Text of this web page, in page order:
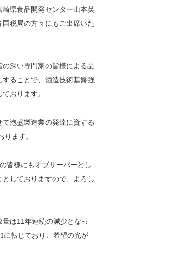
県食品開発センター山本英
税局の方々にもご出席いた
深い専門家の皆様による品
ることで、酒造技術基盤強
おります。
泡盛製造業の発達に資する
ます。
皆様にもオブザーバーとし
しておりますので、よろし
は11年連続の減少となっ
に転じており、希望の光が